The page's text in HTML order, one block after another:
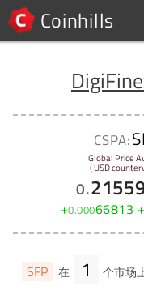
Coinhills
CSPA:
Global Price
( USD
0.
+0.00066813
SFP 在 1 个市场